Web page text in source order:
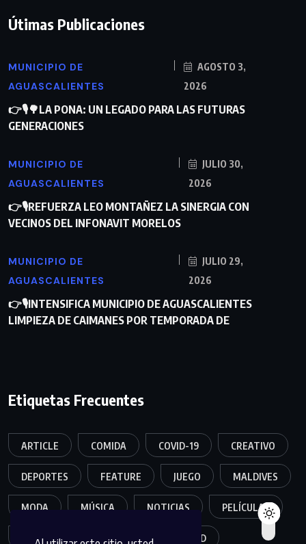
Útimas Publicaciones
MUNICIPIO DE
AGUASCALIENTES
AGOSTO 3,
2026
👉🎙🌳LA PONA: UN LEGADO PARA LAS FUTURAS
GENERACIONES
MUNICIPIO DE
AGUASCALIENTES
JULIO 30,
2026
👉🎙REFUERZA LEO MONTAÑEZ LA SINERGIA CON
VECINOS DEL INFONAVIT MORELOS
MUNICIPIO DE
AGUASCALIENTES
JULIO 29,
2026
👉🎙INTENSIFICA MUNICIPIO DE AGUASCALIENTES
LIMPIEZA DE CAIMANES POR TEMPORADA DE
Etiquetas Frecuentes
ARTICLE COMIDA COVID-19 CREATIVO
DEPORTES FEATURE JUEGO MALDIVES
MODA MÚSICA NOTICIAS PELÍCULAS
POPULER SALUD SEGURIDAD